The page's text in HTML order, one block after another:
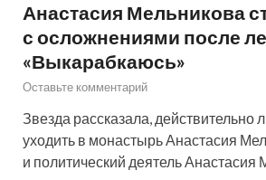
Анастасия Мельникова
с осложнениями после
«Выкарабкаюсь»
Оставьте комментарий
Звезда рассказала, действительно
уходить в монастырь Анастасия
и политический деятель Анастасия